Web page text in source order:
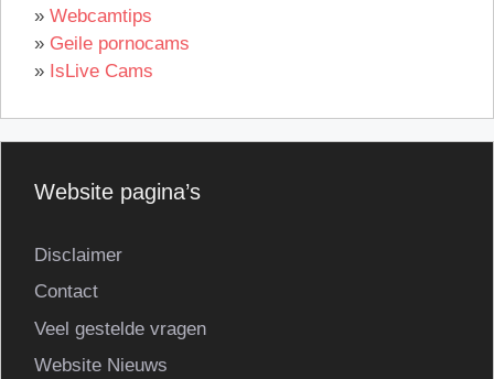
» Webcamtips
» Geile pornocams
» IsLive Cams
Website pagina’s
Disclaimer
Contact
Veel gestelde vragen
Website Nieuws